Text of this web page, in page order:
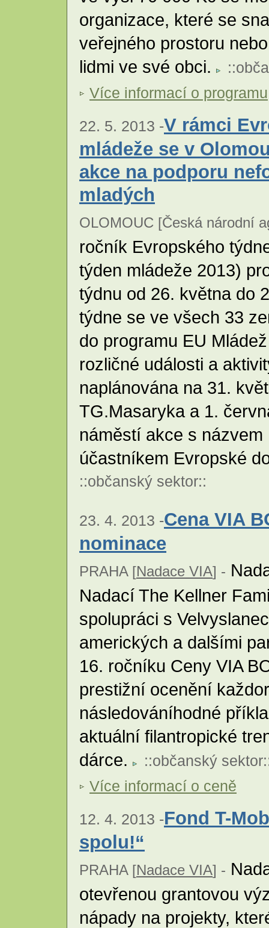
organizace, které se
veřejného prostoru
lidmi ve své obci.
::
Více informací o programu
22. 5. 2013 -V rámci
mládeže se v
akce na podporu
mladých
OLOMOUC [Česká národní
ročník Evropského
týden mládeže 2013)
týdnu od 26. května do
týdne se ve všech 33
do programu EU
rozličné události a
naplánována na 31.
TG.Masaryka a 1.
náměstí akce s
účastníkem Evropské
::občanský sektor::
23. 4. 2013 -Cena VIA
nominace
PRAHA [Nadace VIA] -
Nadací The Kellner
spolupráci s
amerických a dalšími
16. ročníku Ceny VIA
prestižní ocenění
následováníhodné
aktuální filantropické
dárce.
::občanský sektor
Více informací o ceně
12. 4. 2013 -Fond T-
spolu!“
PRAHA [Nadace VIA] -
otevřenou grantovou
nápady na projekty,